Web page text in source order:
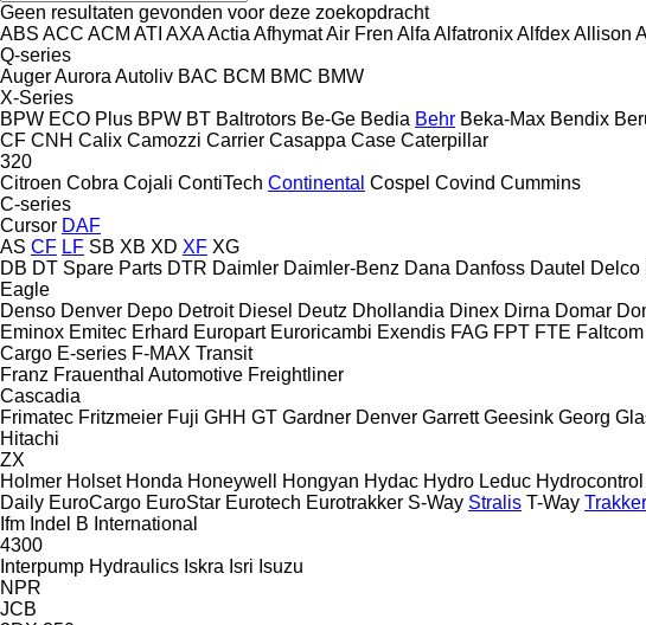
Geen resultaten gevonden voor deze zoekopdracht
ABS ACC ACM ATI AXAActia AfhymatAir Fren Alfa AlfatronixAlfdexAllison
Q-series
AugerAurora Autoliv BAC BCM BMC BMW
X-Series
BPW ECO Plus BPW BT Baltrotors Be-Ge Bedia Behr Beka-Max Bendix
CF CNH Calix Camozzi Carrier Casappa Case Caterpillar
320
Citroen Cobra Cojali ContiTech Continental Cospel Covind Cummins
C-series
Cursor DAF
AS CF LF SB XB XD XF XG
DB DT Spare Parts DTR Daimler Daimler-Benz Dana Danfoss Dautel Delco
Eagle
Denso Denver Depo Detroit Diesel Deutz Dhollandia Dinex Dirna Domar
Eminox Emitec Erhard Europart Euroricambi Exendis FAG FPT FTE Faltcom
Cargo E-series F-MAX Transit
Franz Frauenthal Automotive Freightliner
Cascadia
Frimatec Fritzmeier Fuji GHH GT Gardner Denver Garrett Geesink Georg
Hitachi
ZX
Holmer Holset Honda Honeywell Hongyan Hydac Hydro Leduc Hydrocontrol
Daily EuroCargo EuroStar Eurotech Eurotrakker S-Way Stralis T-Way Trakker
Ifm Indel B International
4300
Interpump Hydraulics Iskra Isri Isuzu
NPR
JCB